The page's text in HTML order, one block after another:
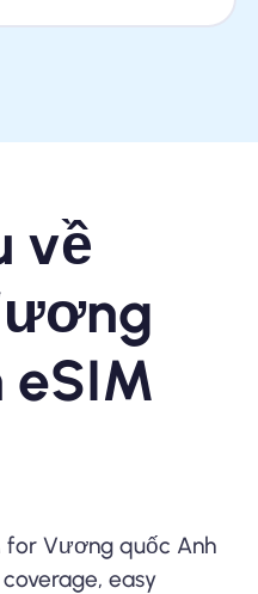
về
eSIM
for Vương quốc Anh
easy